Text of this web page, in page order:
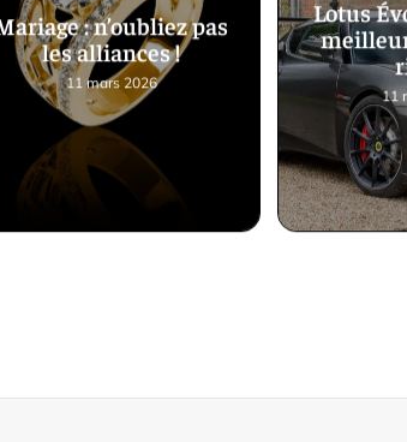
: n’oubliez pas
les alliances !
11 mars 2026
Lotus
11